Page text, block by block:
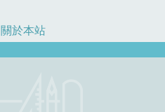
關於本站